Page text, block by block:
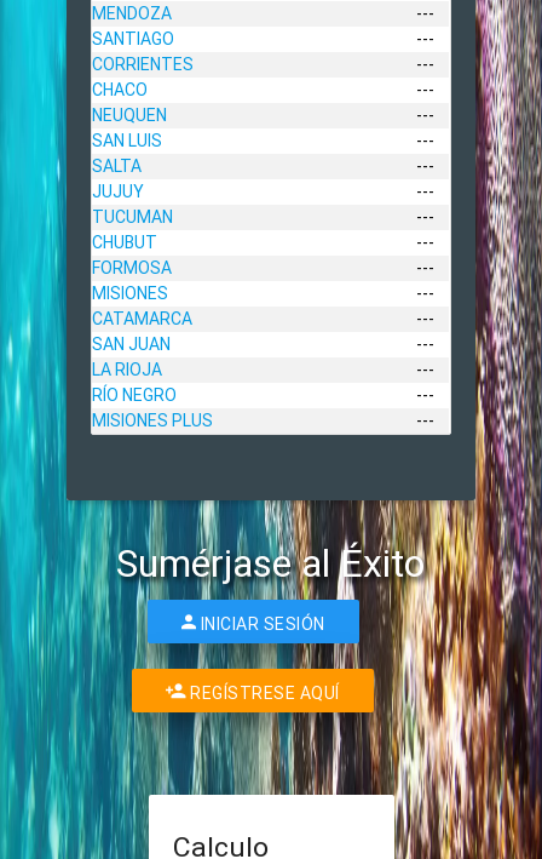
MENDOZA
---
SANTIAGO
---
CORRIENTES
---
CHACO
---
NEUQUEN
---
SAN LUIS
---
SALTA
---
JUJUY
---
TUCUMAN
---
CHUBUT
---
FORMOSA
---
MISIONES
---
CATAMARCA
---
SAN JUAN
---
LA RIOJA
---
RÍO NEGRO
---
MISIONES PLUS
---
Sumérjase al Éxito
INICIAR SESIÓN
REGÍSTRESE AQUÍ
Calculo